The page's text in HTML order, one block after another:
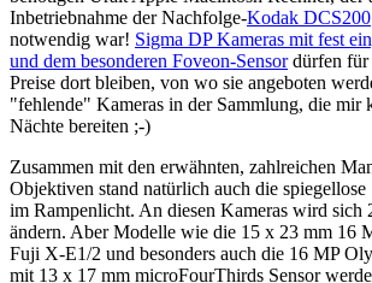
Inbetriebnahme der Nachfolge-Kodak DCS200
notwendig war! Sigma DP Kameras mit fest
und dem besonderen Foveon-Sensordürfen für
Preise dort bleiben, von wo sie angeboten
"fehlende" Kameras in der Sammlung, die mir
Nächte bereiten ;-)
Zusammen mit den erwähnten, zahlreichen
Objektiven stand natürlich auch die spiegellose
im Rampenlicht. An diesen Kameras wird sich
ändern. Aber Modelle wie die 15 x 23 mm 16
Fuji X-E1/2 und besonders auch die 16 MP
mit 13 x 17 mm microFourThirds Sensor